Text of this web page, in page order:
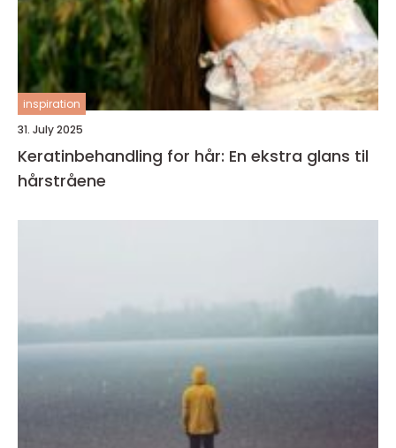
inspiration
31. July 2025
Keratinbehandling for hår: En ekstra glans til
hårstråene